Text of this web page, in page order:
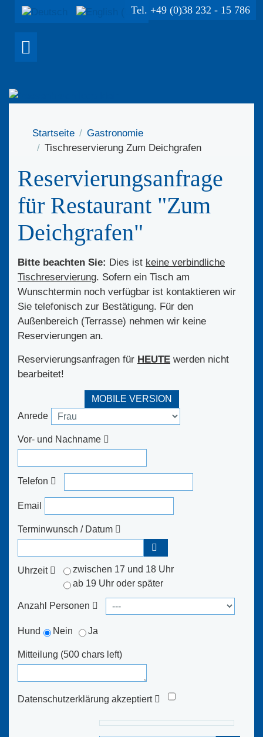
Tel. +49 (0)38 232 - 15 786
Startseite
Gastronomie
Tischreservierung Zum Deichgrafen
Reservierungsanfrage
für Restaurant "Zum
Deichgrafen"
Bitte beachten Sie: Dies ist keine verbindliche
Tischreservierung. Sofern ein Tisch am
Wunschtermin noch verfügbar ist kontaktieren wir
Sie telefonisch zur Bestätigung. Für den
Außenbereich (Terrasse) nehmen wir keine
Reservierungen an.
Reservierungsanfragen für HEUTE werden nicht
bearbeitet!
MOBILE VERSION
Anrede
Vor- und Nachname
Telefon
Email
Terminwunsch / Datum
Uhrzeit
zwischen 17 und 18 Uhr
ab 19 Uhr oder später
Anzahl Personen
Hund Nein Ja
Mitteilung (500 chars left)
Datenschutzerklärung akzeptiert